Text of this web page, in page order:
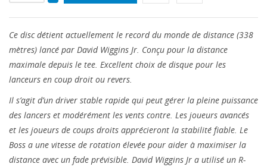
Ce disc détient actuellement le record du monde de distance (338
mètres) lancé par David Wiggins Jr. Conçu pour la distance
maximale depuis le tee. Excellent choix de disque pour les
lanceurs en coup droit ou revers.
Il s’agit d’un driver stable rapide qui peut gérer la pleine puissance
des lancers et modérément les vents contre. Les joueurs avancés
et les joueurs de coups droits apprécieront la stabilité fiable. Le
Boss a une vitesse de rotation élevée pour aider à maximiser la
distance avec un fade prévisible. David Wiggins Jr a utilisé un R-